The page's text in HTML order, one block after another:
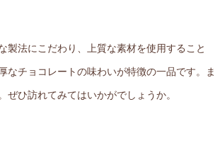
製法にこだわり、上質な素材を使用すること
チョコレートの味わいが特徴の一品です。ま
ひ訪れてみてはいかがでしょうか。